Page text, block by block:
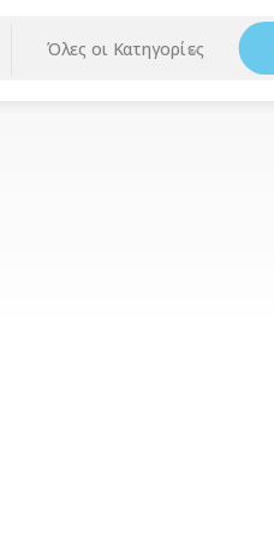
Όλες οι Κατηγορίες